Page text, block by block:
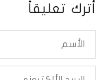
أترك تعليقاً